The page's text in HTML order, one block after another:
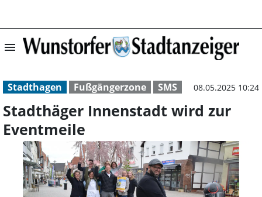
menu Stadthäger
Stadthagen Fußgängerzone SMS 08.05.2025 10:24
Stadthäger Innenstadt wird zur
Eventmeile